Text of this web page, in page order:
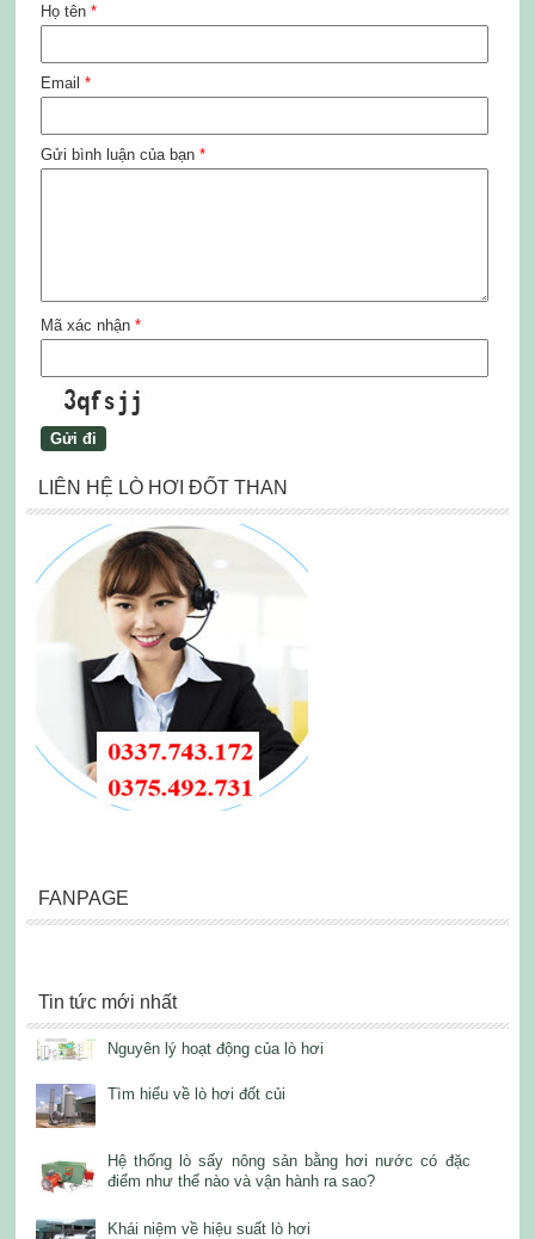
Họ tên *
Email *
Gửi bình luận của bạn *
Mã xác nhận *
LIÊN HỆ LÒ HƠI ĐỐT THAN
FANPAGE
Tin tức mới nhất
Nguyên lý hoạt động của lò hơi
Tìm hiểu về lò hơi đốt củi
Hệ thống lò sấy nông sản bằng hơi nước có đặc
điểm như thế nào và vận hành ra sao?
Khái niệm về hiệu suất lò hơi